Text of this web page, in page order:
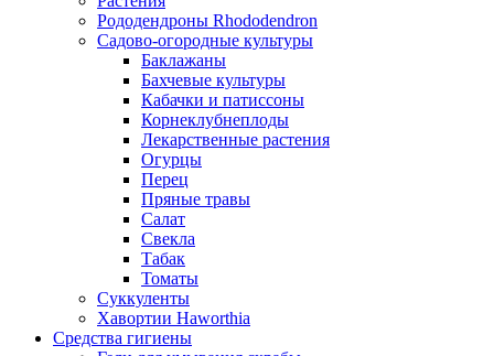
Рододендроны Rhododendron
Садово-огородные культуры
Баклажаны
Бахчевые культуры
Кабачки и патиссоны
Корнеклубнеплоды
Лекарственные растения
Огурцы
Перец
Пряные травы
Салат
Свекла
Табак
Томаты
Суккуленты
Хавортии Haworthia
Средства гигиены